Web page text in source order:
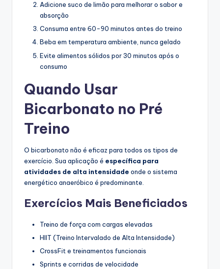
Adicione suco de limão para melhorar o sabor e
absorção
Consuma entre 60-90 minutos antes do treino
Beba em temperatura ambiente, nunca gelado
Evite alimentos sólidos por 30 minutos após o
consumo
Quando Usar
Bicarbonato no Pré
Treino
O bicarbonato não é eficaz para todos os tipos de
exercício. Sua aplicação é específica para
atividades de alta intensidade onde o sistema
energético anaeróbico é predominante.
Exercícios Mais Beneficiados
Treino de força com cargas elevadas
HIIT (Treino Intervalado de Alta Intensidade)
CrossFit e treinamentos funcionais
Sprints e corridas de velocidade